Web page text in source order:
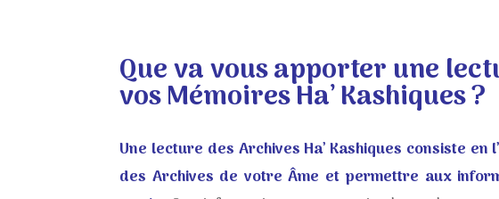
Que va vous apporter une
vos Mémoires Ha’ Kashiques ?
Une lecture des Archives Ha’ Kashiques consiste en
des Archives de votre Âme et permettre aux